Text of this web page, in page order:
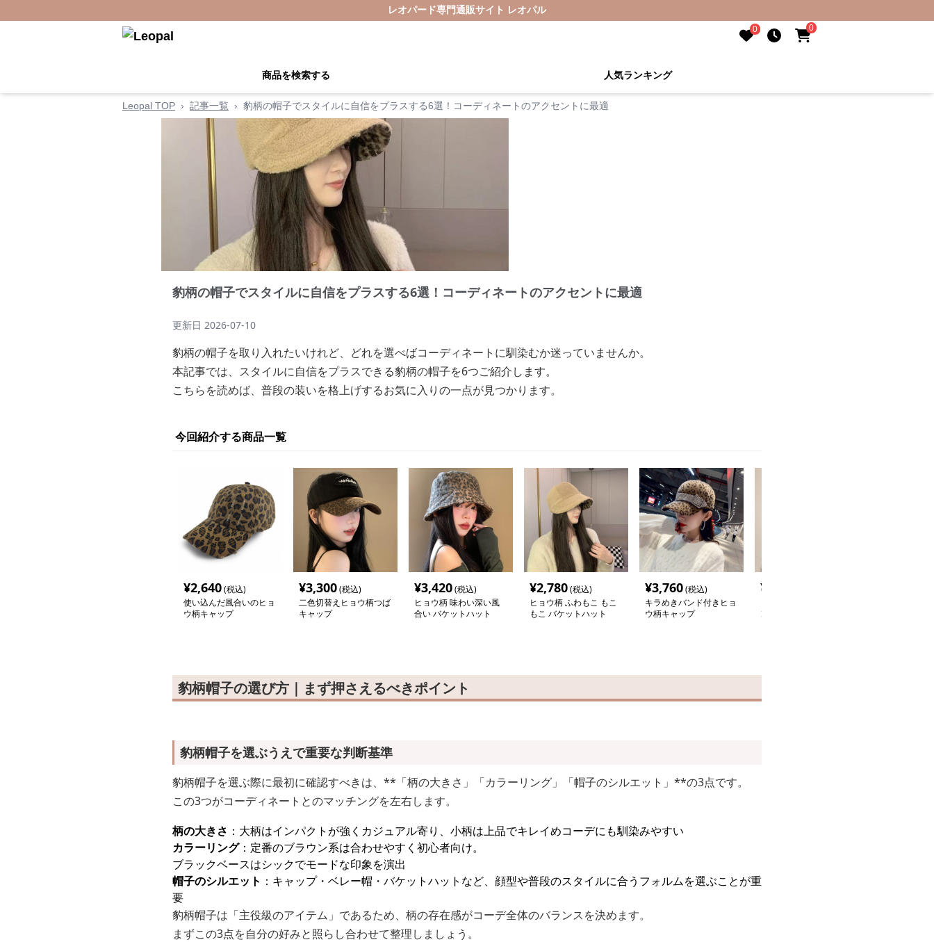
レオパード専門通販サイト レオパル
0 0
商品を検索する 人気ランキング
Leopal TOP › 記事一覧 › 豹柄の帽子でスタイルに自信をプラスする6選！コーディネートのアクセントに最適
豹柄の帽子でスタイルに自信をプラスする6選！コーディネートのアクセントに最適
更新日 2026-07-10
豹柄の帽子を取り入れたいけれど、どれを選べばコーディネートに馴染むか迷っていませんか。
本記事では、スタイルに自信をプラスできる豹柄の帽子を6つご紹介します。
こちらを読めば、普段の装いを格上げするお気に入りの一点が見つかります。
今回紹介する商品一覧
¥2,640(税込)
使い込んだ風合いのヒョ
ウ柄キャップ
¥3,300(税込)
二色切替えヒョウ柄つば
キャップ
¥3,420(税込)
ヒョウ柄 味わい深い風
合い バケットハット
¥2,780(税込)
ヒョウ柄 ふわもこ もこ
もこ バケットハット
¥3,760(税込)
キラめきバンド付きヒョ
ウ柄キャップ
¥
ン付き豹柄キャップ
豹柄帽子の選び方｜まず押さえるべきポイント
豹柄帽子を選ぶうえで重要な判断基準
豹柄帽子を選ぶ際に最初に確認すべきは、**「柄の大きさ」「カラーリング」「帽子のシルエット」**の3点です。
この3つがコーディネートとのマッチングを左右します。
柄の大きさ ：大柄はインパクトが強くカジュアル寄り、小柄は上品でキレイめコーデにも馴染みやすい
カラーリング：定番のブラウン系は合わせやすく初心者向け。
ブラックベースはシックでモードな印象を演出
帽子のシルエット ：キャップ・ベレー帽・バケットハットなど、顔型や普段のスタイルに合うフォルムを選ぶことが重
要
豹柄帽子は「主役級のアイテム」であるため、柄の存在感がコーデ全体のバランスを決めます。
まずこの3点を自分の好みと照らし合わせて整理しましょう。